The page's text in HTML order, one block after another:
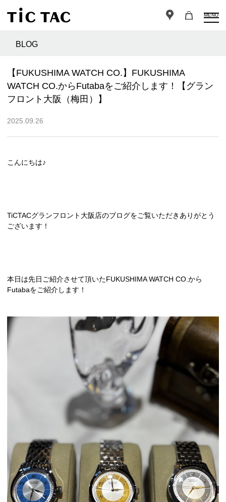
MENU
BLOG
【FUKUSHIMA WATCH CO.】FUKUSHIMA
WATCH CO.からFutabaをご紹介します！【グラン
フロント大阪（梅田）】
2025.09.26
こんにちは♪
TiCTACグランフロント大阪店のブログをご覧いただきありがとう
ございます！
本日は先日ご紹介させて頂いたFUKUSHIMA WATCH CO.から
Futabaをご紹介します！